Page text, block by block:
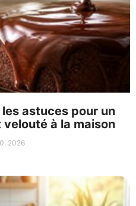
astuces pour un
à la maison
2026